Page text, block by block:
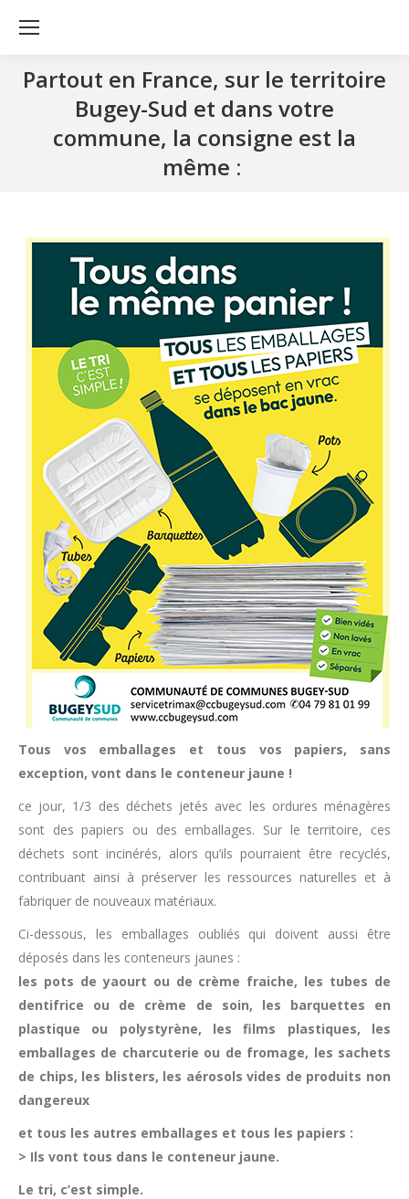
Partout en France, sur le territoire
Bugey-Sud et dans votre
commune, la consigne est la
même :
Tous vos emballages et tous vos papiers, sans
exception, vont dans le conteneur jaune !
ce jour, 1/3 des déchets jetés avec les ordures ménagères
sont des papiers ou des emballages. Sur le territoire, ces
déchets sont incinérés, alors qu’ils pourraient être recyclés,
contribuant ainsi à préserver les ressources naturelles et à
fabriquer de nouveaux matériaux.
Ci-dessous, les emballages oubliés qui doivent aussi être
déposés dans les conteneurs jaunes :
les pots de yaourt ou de crème fraiche, les tubes de
dentifrice ou de crème de soin, les barquettes en
plastique ou polystyrène, les films plastiques, les
emballages de charcuterie ou de fromage, les sachets
de chips, les blisters, les aérosols vides de produits non
dangereux
et tous les autres emballages et tous les papiers :
> Ils vont tous dans le conteneur jaune.
Le tri, c’est simple.